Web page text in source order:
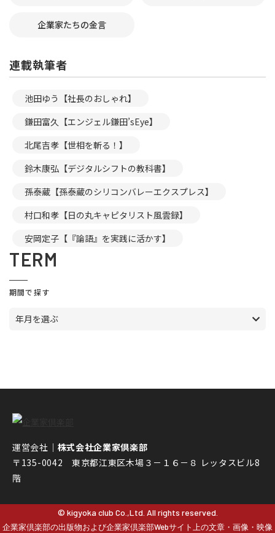
企業家たちの金言
連載執筆者
池田ゆう【社長のおしゃれ】
鎌田富久【エンジェル鎌田’sEye】
北尾吉孝【世相を斬る！】
鈴木康弘【デジタルシフトの教科書】
孫泰蔵【孫泰蔵のシリコンバレーエクスプレス】
村口和孝【日の丸キャピタリスト風雲録】
安岡定子【『論語』を実践に活かす】
TERM
期間で探す
年月を選ぶ
運営会社｜ 株式会社企業家倶楽部
〒135-0042 東京都江東区木場３－１６－８ レッタスビル8
階
© kigyoka club Co.,Ltd. All rights reserved.
企業家倶楽部の出版物および企業家倶楽部Webサイト上の文章・画像・映像